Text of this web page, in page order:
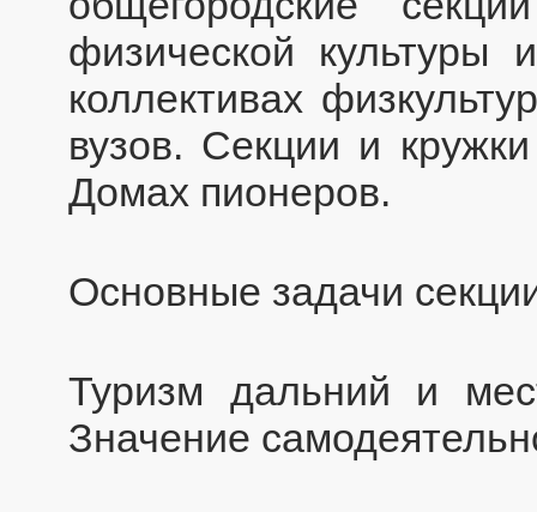
физической культуры
коллективах
вузов. Секции и
Домах пионеров.
Основные задачи
Туризм дальний и
Значение